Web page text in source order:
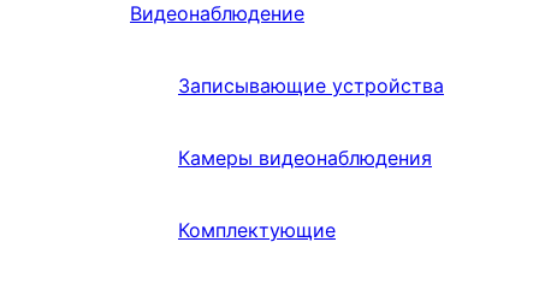
Видеонаблюдение
Записывающие устройства
Камеры видеонаблюдения
Комплектующие